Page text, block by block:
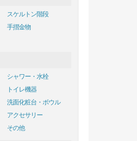
スケルトン階段
手摺金物
シャワー・水栓
トイレ機器
洗面化粧台・ボウル
アクセサリー
その他